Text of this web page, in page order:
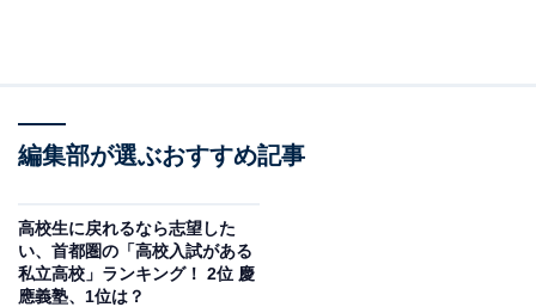
編集部が選ぶおすすめ記事
高校生に戻れるなら志望した
い、首都圏の「高校入試がある
私立高校」ランキング！ 2位 慶
應義塾、1位は？